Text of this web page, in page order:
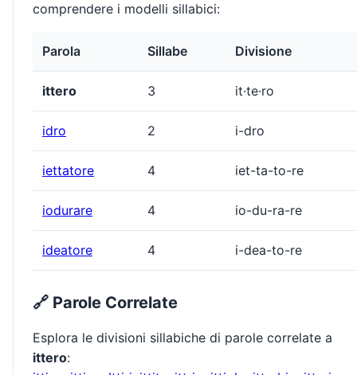
comprendere i modelli sillabici:
Parola Sillabe Divisione
ittero 3 it·te·ro
idro 2 i-dro
iettatore 4 iet-ta-to-re
iodurare 4 io-du-ra-re
ideatore 4 i-dea-to-re
🔗 Parole Correlate
Esplora le divisioni sillabiche di parole correlate a
ittero: